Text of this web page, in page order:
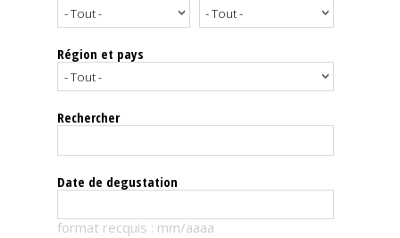
Notes
dégustation
Le
magazine
Télécharger
Région et pays
Rechercher
Date de degustation
format recquis : mm/aaaa